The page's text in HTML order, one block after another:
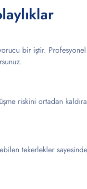
bir iştir. Profesyonel
riskini ortadan
tekerlekler